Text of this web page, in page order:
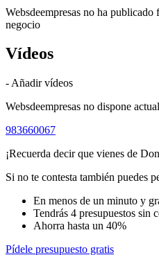
Websdeempresas no ha publicado
negocio
Vídeos
- Añadir vídeos
Websdeempresas no dispone
983660067
¡Recuerda decir que vienes de
Si no te contesta también puedes
En menos de un minuto y
Tendrás 4 presupuestos sin
Ahorra hasta un 40%
Pídele presupuesto gratis